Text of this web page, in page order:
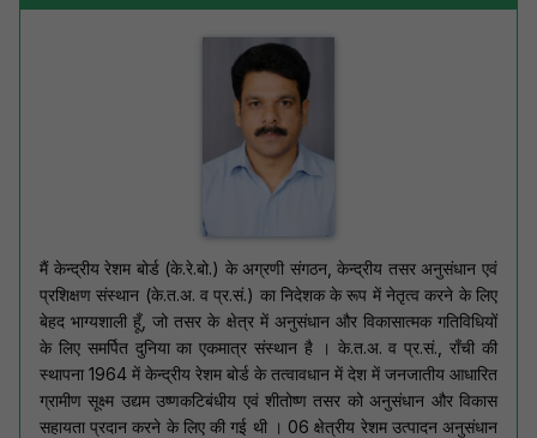
मैं केन्द्रीय रेशम बोर्ड (के.रे.बो.) के अग्रणी संगठन, केन्द्रीय तसर अनुसंधान एवं
प्रशिक्षण संस्थान (के.त.अ. व प्र.सं.) का निदेशक के रूप में नेतृत्व करने के लिए
बेहद भाग्यशाली हूँ, जो तसर के क्षेत्र में अनुसंधान और विकासात्मक गतिविधियों
के लिए समर्पित दुनिया का एकमात्र संस्थान है । के.त.अ. व प्र.सं., राँची की
स्थापना 1964 में केन्द्रीय रेशम बोर्ड के तत्वावधान में देश में जनजातीय आधारित
ग्रामीण सूक्ष्म उद्यम उष्णकटिबंधीय एवं शीतोष्ण तसर को अनुसंधान और विकास
सहायता प्रदान करने के लिए की गई थी । 06 क्षेत्रीय रेशम उत्पादन अनुसंधान